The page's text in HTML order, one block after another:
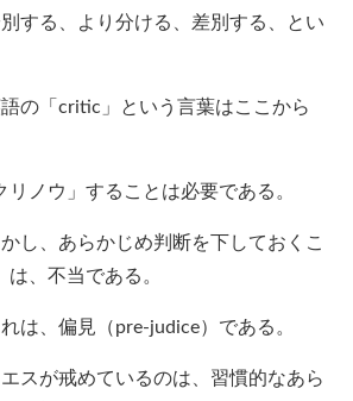
り分ける、差別する、とい
」という言葉はここから
」することは必要である。
かじめ判断を下しておくこ
、不当である。
（pre-judice）である。
ているのは、習慣的なあら